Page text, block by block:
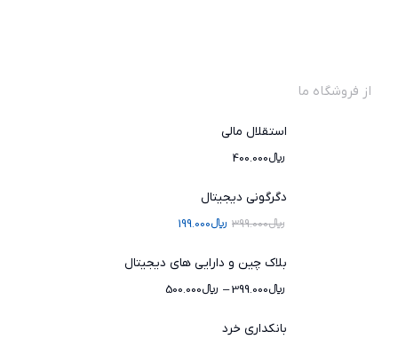
از فروشگاه ما
استقلال مالی
﷼400.000
دگرگونی دیجیتال
﷼399.000 ﷼199.000
بلاک چین و دارایی های دیجیتال
﷼399.000
– ﷼500.000
بانکداری خرد